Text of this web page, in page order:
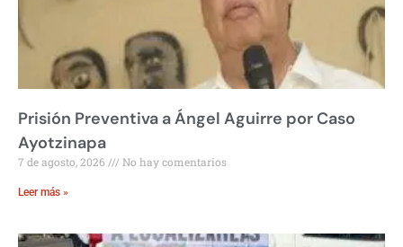
Prisión Preventiva a Ángel Aguirre por Caso
Ayotzinapa
7 de agosto, 2026 No hay comentarios
Leer más »